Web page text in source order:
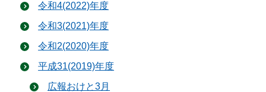
令和4(2022)年度
令和3(2021)年度
令和2(2020)年度
平成31(2019)年度
広報おけと3月